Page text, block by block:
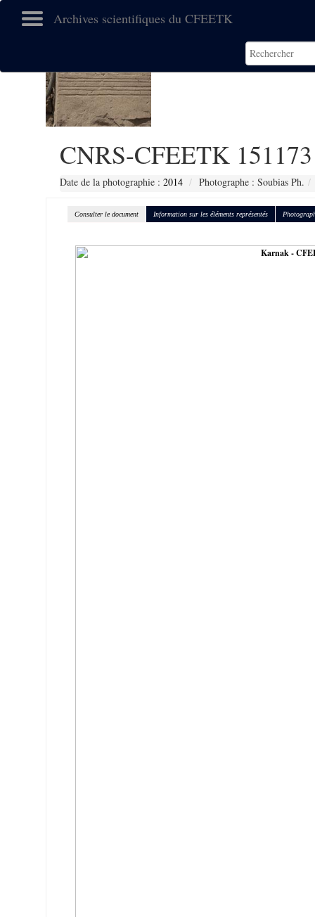
Archives scientifiques du CFEETK
CNRS-CFEETK 151173
Date de la photographie : 2014 Photographe : Soubias Ph.
Consulter le document Information sur les éléments représentés